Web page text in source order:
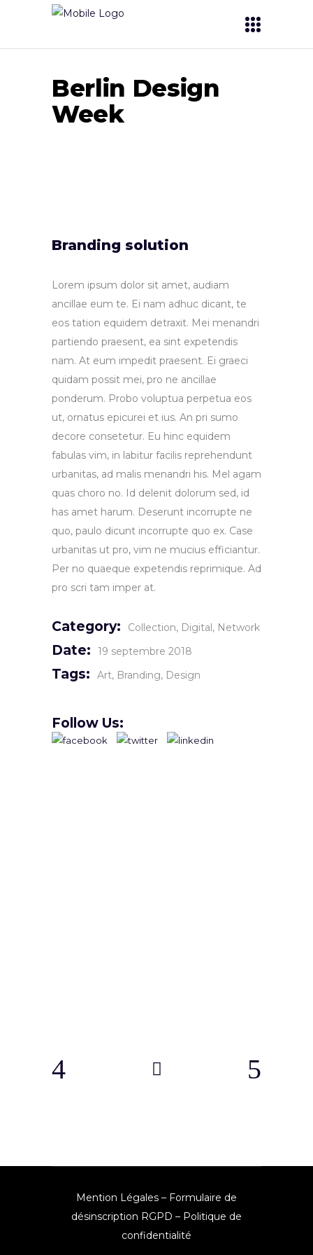
Berlin Design
Week
Branding solution
Lorem ipsum dolor sit amet, audiam
ancillae eum te. Ei nam adhuc dicant, te
eos tation equidem detraxit. Mei menandri
partiendo praesent, ea sint expetendis
nam. At eum impedit praesent. Ei graeci
quidam possit mei, pro ne ancillae
ponderum. Probo voluptua perpetua eos
ut, ornatus epicurei et ius. An pri sumo
decore consetetur. Eu hinc equidem
fabulas vim, in labitur facilis reprehendunt
urbanitas, ad malis menandri his. Mel agam
quas choro no. Id delenit dolorum sed, id
has amet harum. Deserunt incorrupte ne
quo, paulo dicunt incorrupte quo ex. Case
urbanitas ut pro, vim ne mucius efficiantur.
Per no quaeque expetendis reprimique. Ad
pro scri tam imper at.
Category: Collection Digital Network
Date: 19 septembre 2018
Tags: Art Branding Design
Follow Us:
Mention Légales – Formulaire de
désinscription RGPD – Politique de
confidentialité